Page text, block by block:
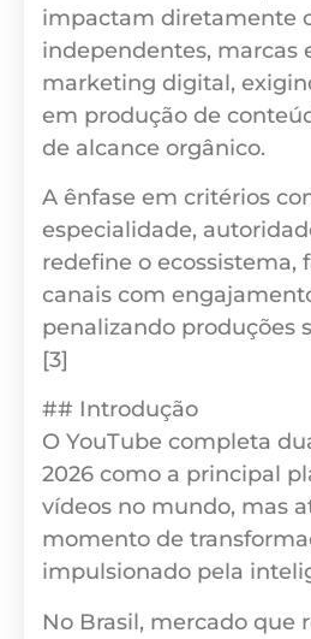
impactam diretamente
independentes, marcas
marketing digital,
em produção de
de alcance orgânico.
A ênfase em critérios
especialidade,
redefine o ecossistema,
canais com
penalizando produções
[3]
## Introdução
O YouTube completa
2026 como a principal
vídeos no mundo, mas
momento de
impulsionado pela
No Brasil, mercado que